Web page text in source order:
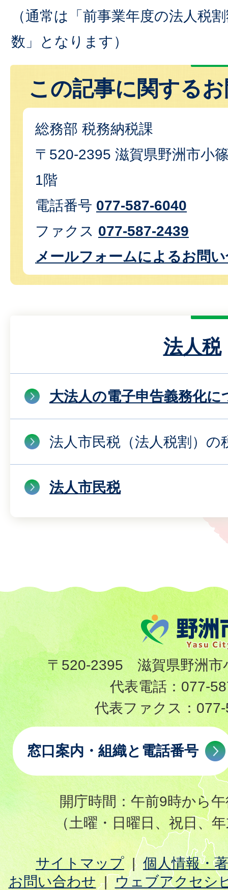
（通常は「前事業年度の法人税
数」となります）
この記事に関する
総務部 税務納税課
〒520-2395 滋賀県野洲市小
1階
電話番号 077-587-6040
ファクス 077-587-2439
メールフォームによるお問
法人税
大法人の電子申告義務化に
法人市民税（法人税割）の
法人市民税
〒520-2395 滋賀県野洲市
代表電話： 077-
代表ファクス：
窓口案内・組織と電話番号
開庁時間：午前9時から
（土曜・日曜日、祝日、
サイトマップ
個人情報・
お問い合わせ
ウェブアクセシ